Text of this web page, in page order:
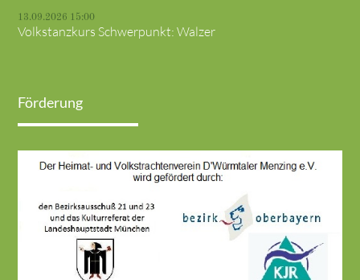
13.09.2026 15:00
Volkstanzkurs Schwerpunkt: Walzer
Förderung